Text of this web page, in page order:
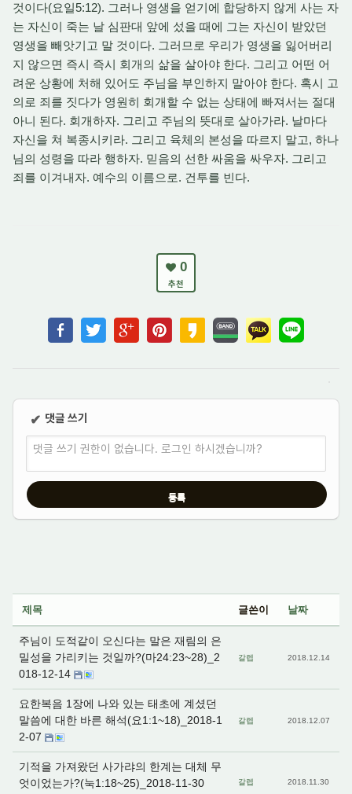
것이다(요일5:12). 그러나 영생을 얻기에 합당하지 않게 사는 자
는 자신이 죽는 날 심판대 앞에 섰을 때에 그는 자신이 받았던
영생을 빼앗기고 말 것이다. 그러므로 우리가 영생을 잃어버리
지 않으면 즉시 즉시 회개의 삶을 살아야 한다. 그리고 어떤 어
려운 상황에 처해 있어도 주님을 부인하지 말아야 한다. 혹시 고
의로 죄를 짓다가 영원히 회개할 수 없는 상태에 빠져서는 절대
아니 된다. 회개하자. 그리고 주님의 뜻대로 살아가라. 날마다
자신을 쳐 복종시키라. 그리고 육체의 본성을 따르지 말고, 하나
님의 성령을 따라 행하자. 믿음의 선한 싸움을 싸우자. 그리고
죄를 이겨내자. 예수의 이름으로. 건투를 빈다.
0
추천
✔ 댓글 쓰기
댓글 쓰기 권한이 없습니다. 로그인 하시겠습니까?
제목 글쓴이 날짜
주님이 도적같이 오신다는 말은 재림의 은
밀성을 가리키는 것일까?(마24:23~28)_2
018-12-14
갈렙 2018.12.14
요한복음 1장에 나와 있는 태초에 계셨던
말씀에 대한 바른 해석(요1:1~18)_2018-1
2-07
갈렙 2018.12.07
기적을 가져왔던 사가랴의 한계는 대체 무
엇이었는가?(눅1:18~25)_2018-11-30
갈렙 2018.11.30